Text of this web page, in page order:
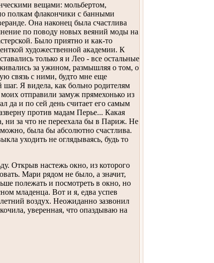
вещами: мольбертом,
полкам флакончики с банными
Она наконец была счастлива
по поводу новых веяний моды на
Было приятно и как-то
художественной академии. К
только я и Лео - все остальные
за ужином, размышляя о том, о
связь с ними, будто мне еще
Я видела, как больно родителям
отправили замуж прямехонько из
да и по сей день считает его самым
против мадам Перье... Какая
ни за что не переехала бы в Париж. Не
была бы абсолютно счастлива.
уходить не оглядываясь, будь то
Открыв настежь окно, из которого
Мари рядом не было, а значит,
полежать и посмотреть в окно, но
младенца. Вот и я, едва успев
воздух. Неожиданно зазвонил
уверенная, что опаздываю на